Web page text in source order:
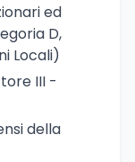
ed
D,
Locali)
III -
della